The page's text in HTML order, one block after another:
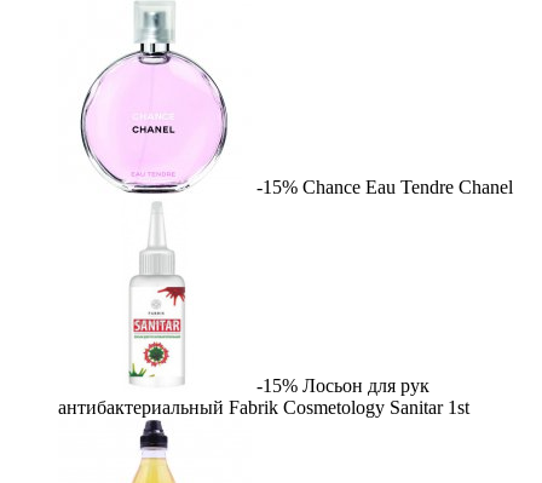
-15% Chance Eau Tendre Chanel
-15% Лосьон для рук
антибактериальный Fabrik Cosmetology Sanitar 1st